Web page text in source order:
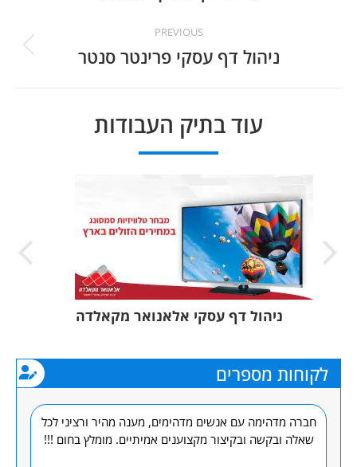
PREVIOUS
Previous
ניהול דף עסקי פרינטר סנטר
עוד בתיק העבודות
ניהול דף עסקי אלאנואר מקאלדה
לקוחות מספרים
חברה מדהימה עם אנשים מדהימים, מענה מהיר ורציני לכל
שאלה ובקשה ובקיצור מקצוענים אמיתיים. מומלץ בחום !!!